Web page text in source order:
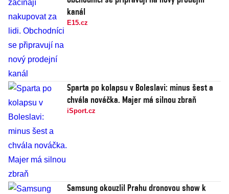
kanál
E15.cz
Sparta po kolapsu v Boleslavi: minus šest a
chvála nováčka. Majer má silnou zbraň
iSport.cz
Samsung okouzlil Prahu dronovou show k